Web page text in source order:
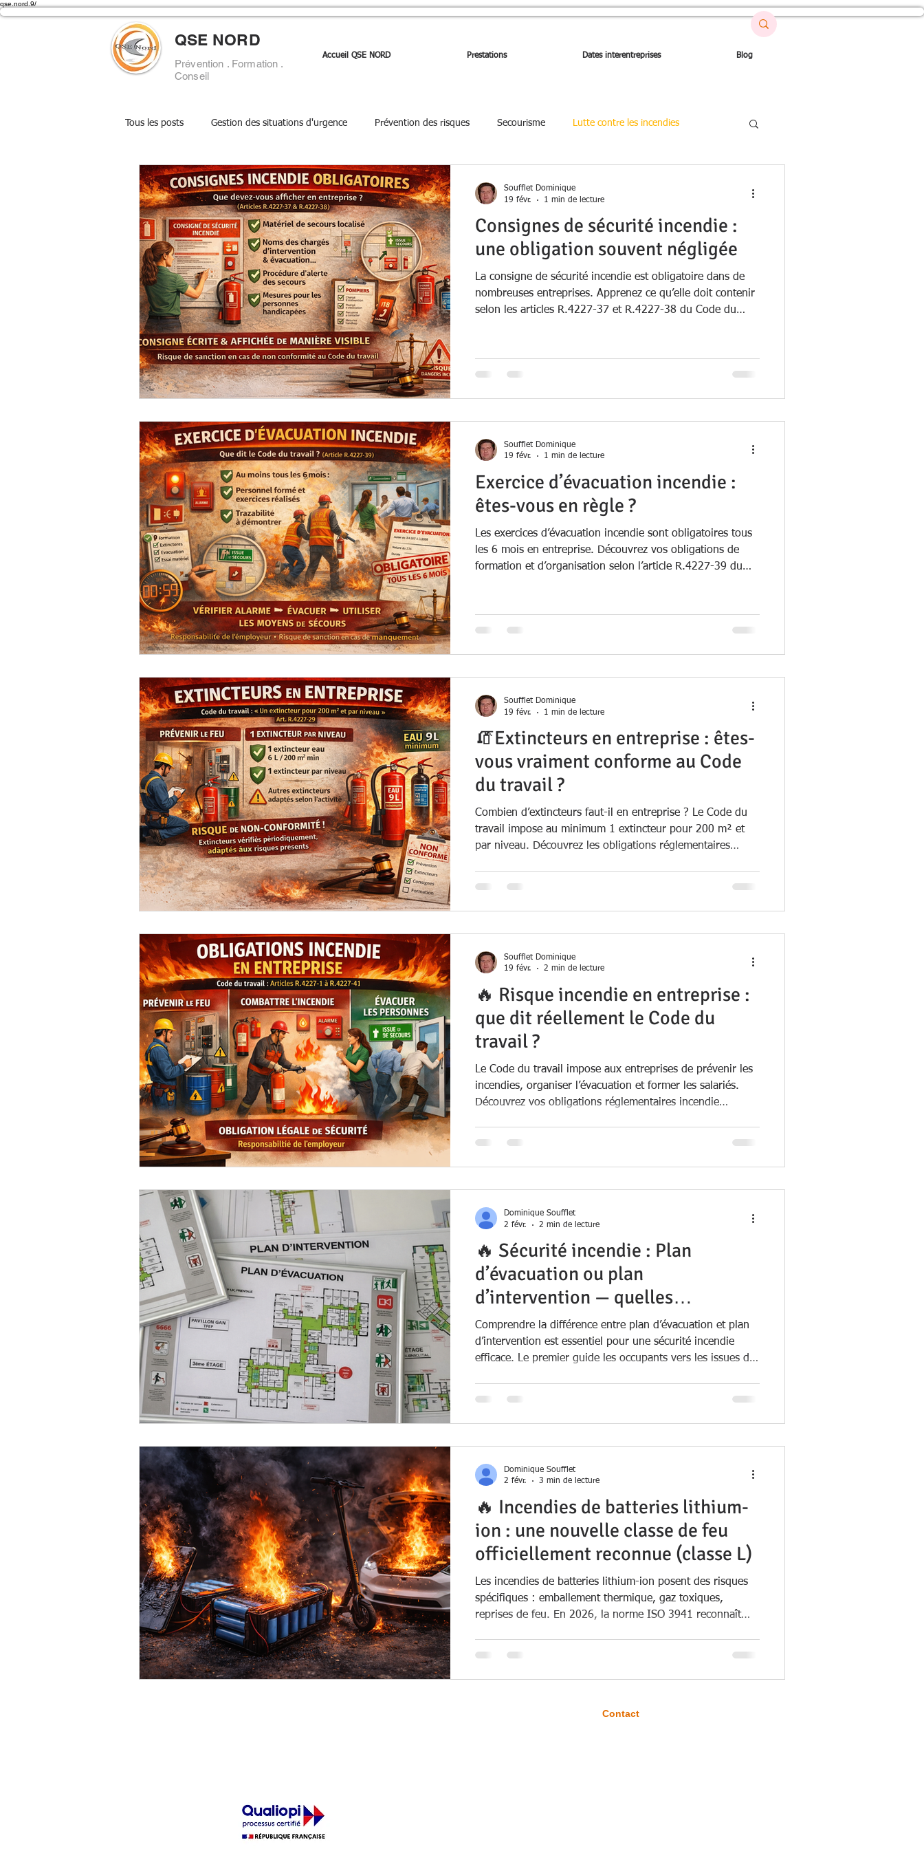
qse.nord.9/
Accueil QSE NORD Prestations Dates interentreprises Blog
QSE NORD
Prévention . Formation .
Conseil
Tous les posts Gestion des situations d'urgence Prévention des risques Secourisme Lutte contre les incendies
Secourisme 📋 DUERP 🚨 Gestion de crise 🏫 PPMS
📚 Veille réglementaire Agents chimiques Dangereux
Consignes de sécurité incendie :
une obligation souvent négligée
La consigne de sécurité incendie est obligatoire dans de
nombreuses entreprises. Apprenez ce qu’elle doit contenir
selon les articles R.4227-37 et R.4227-38 du Code du
Soufflet Dominique
19 févr.
1 min de lecture
Exercice d’évacuation incendie :
êtes-vous en règle ?
Les exercices d’évacuation incendie sont obligatoires tous
les 6 mois en entreprise. Découvrez vos obligations de
formation et d’organisation selon l’article R.4227-39 du
Soufflet Dominique
19 févr.
1 min de lecture
🧯Extincteurs en entreprise : êtes-
vous vraiment conforme au Code
du travail ?
Combien d’extincteurs faut-il en entreprise ? Le Code du
travail impose au minimum 1 extincteur pour 200 m² et
par niveau. Découvrez les obligations réglementaires
Soufflet Dominique
19 févr.
1 min de lecture
🔥 Risque incendie en entreprise :
que dit réellement le Code du
travail ?
Le Code du travail impose aux entreprises de prévenir les
incendies, organiser l’évacuation et former les salariés.
Découvrez vos obligations réglementaires incendie
Soufflet Dominique
19 févr.
2 min de lecture
🔥 Sécurité incendie : Plan
d’évacuation ou plan
d’intervention — quelles
différences et quelles obligations ?
Comprendre la différence entre plan d’évacuation et plan
d’intervention est essentiel pour une sécurité incendie
efficace. Le premier guide les occupants vers les issues de
d’affichage répondent à des objectifs distincts.
Dominique Soufflet
2 févr.
2 min de lecture
🔥 Incendies de batteries lithium-
ion : une nouvelle classe de feu
officiellement reconnue (classe L)
Les incendies de batteries lithium-ion posent des risques
spécifiques : emballement thermique, gaz toxiques,
reprises de feu. En 2026, la norme ISO 3941 reconnaît
à un danger croissant dans les secteurs industriels,
Dominique Soufflet
2 févr.
3 min de lecture
Contact